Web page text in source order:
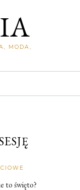
MODA,
to święto?